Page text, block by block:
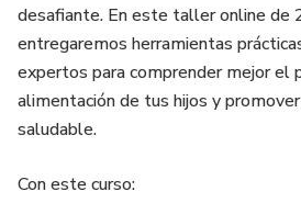
desafiante. En este taller online de
entregaremos herramientas
expertos para comprender mejor el
alimentación de tus hijos y
saludable.
Con este curso: